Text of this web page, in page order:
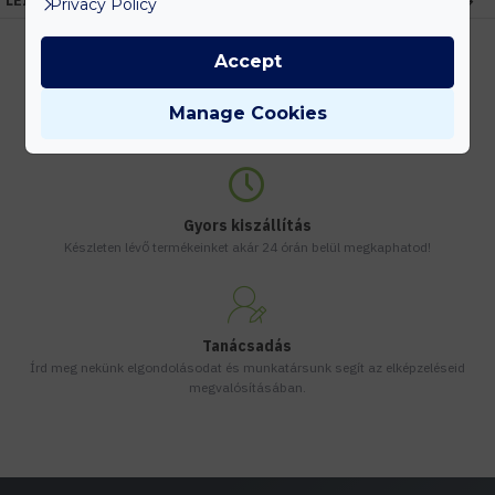
Kedvezmények
Vásárolj nagyobb mennyiségben és megadjuk a legjobb gyártói árakat.
Gyors kiszállítás
Készleten lévő termékeinket akár 24 órán belül megkaphatod!
Tanácsadás
Írd meg nekünk elgondolásodat és munkatársunk segít az elképzeléseid
megvalósításában.
Privacy Policy
Manage Cookies
Accept